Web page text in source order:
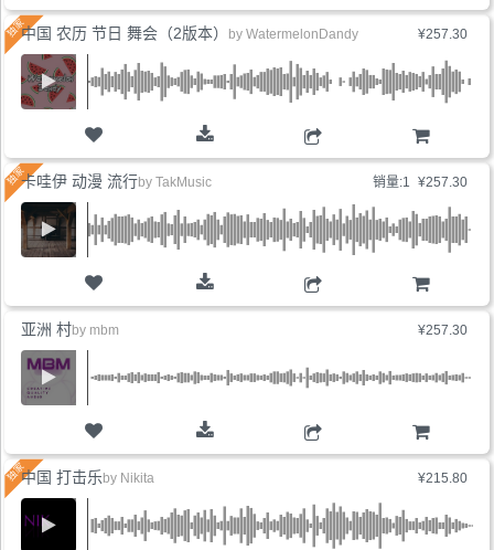
购物车
¥257.30
购物车
中国 农历 节日 舞会（2版本） by WatermelonDandy
销量:1 ¥257.30
购物车
卡哇伊 动漫 流行by TakMusic
¥257.30
购物车
亚洲 村by mbm
¥215.80
中国 打击乐 by Nikita